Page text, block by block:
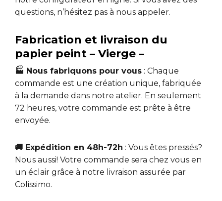
questions, n’hésitez pas à nous appeler.
Fabrication et livraison du
papier peint – Vierge –
🏭 Nous fabriquons pour vous : Chaque
commande est une création unique, fabriquée
à la demande dans notre atelier. En seulement
72 heures, votre commande est prête à être
envoyée.
🚚 Expédition en 48h-72h : Vous êtes pressés?
Nous aussi! Votre commande sera chez vous en
un éclair grâce à notre livraison assurée par
Colissimo.